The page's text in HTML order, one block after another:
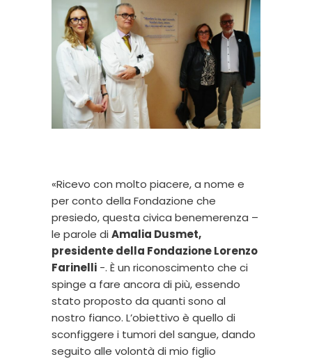
«Ricevo con molto piacere, a nome e
per conto della Fondazione che
presiedo, questa civica benemerenza –
le parole di Amalia Dusmet,
presidente della Fondazione Lorenzo
Farinelli -. È un riconoscimento che ci
spinge a fare ancora di più, essendo
stato proposto da quanti sono al
nostro fianco. L’obiettivo è quello di
sconfiggere i tumori del sangue, dando
seguito alle volontà di mio figlio